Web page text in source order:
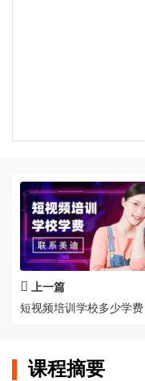
上一篇
短视频培训学校多少学费
课程摘要